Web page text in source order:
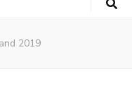
2019